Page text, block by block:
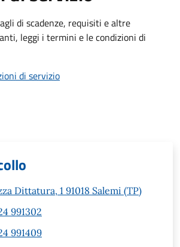
di scadenze, requisiti e altre
leggi i termini e le condizioni di
di servizio
Dittatura, 1 91018 Salemi (TP)
991302
991409